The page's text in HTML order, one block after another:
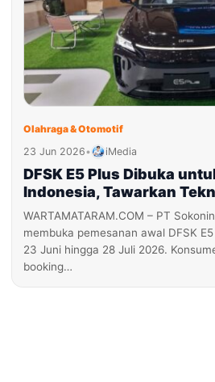
Olahraga & Otomotif
23 Jun 2026• iMedia
DFSK E5 Plus Dibuka
Indonesia, Tawarkan
WARTAMATARAM.COM – PT
membuka pemesanan awal DFSK
23 Juni hingga 28 Juli 2026.
booking…